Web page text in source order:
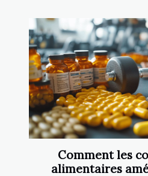
Comment les
alimentaires